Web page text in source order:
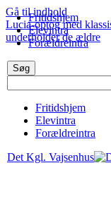
Gå til indhold
Lucia-optog med
underholder de ældre
Fritidshjem
Elevintra
Forældreintra
Det Kgl. Vajsenhus
Fritidshjem
Elevintra
Forældreintra